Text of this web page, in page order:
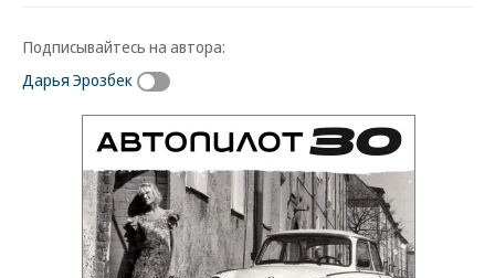
Подписывайтесь на автора:
Дарья Эрозбек